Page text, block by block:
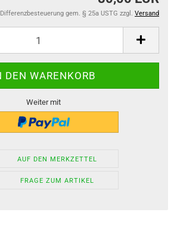
gem. § 25a USTG zzgl. Versand
Weiter mit
AUF DEN MERKZETTEL
FRAGE ZUM ARTIKEL